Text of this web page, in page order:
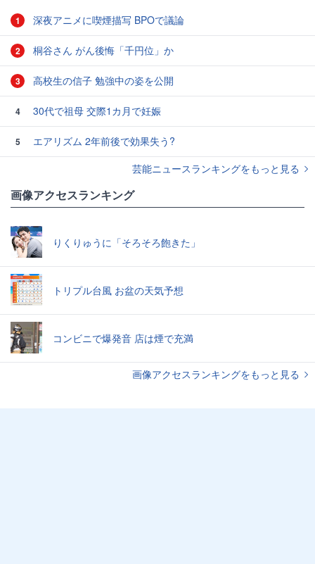
1 深夜アニメに喫煙描写 BPOで議論
2 桐谷さん がん後悔「千円位」か
3 高校生の信子 勉強中の姿を公開
4 30代で祖母 交際1カ月で妊娠
5
エアリズム 2年前後で効果失う?
芸能ニュースランキングをもっと見る
画像アクセスランキング
りくりゅうに「そろそろ飽きた」
トリプル台風 お盆の天気予想
コンビニで爆発音 店は煙で充満
画像アクセスランキングをもっと見る